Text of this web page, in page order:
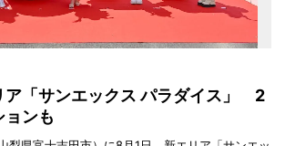
ア「サンエックス パラダイス」 2
ョンも